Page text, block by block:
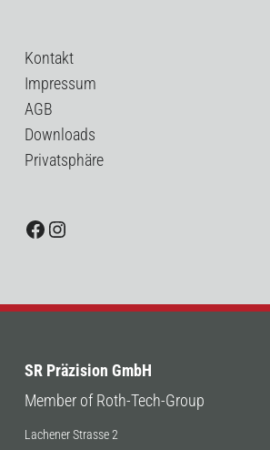
Kontakt
Impressum
AGB
Downloads
Privatsphäre
Facebook
Instagram
SR Präzision GmbH
Member of Roth-Tech-Group
Lachener Strasse 2